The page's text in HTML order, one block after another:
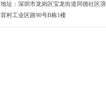
地址：深圳市龙岗区宝龙街道同德社区浪
背村工业区路90号B栋1楼